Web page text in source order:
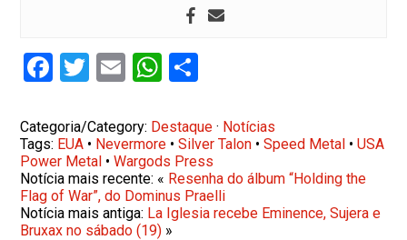
Facebook
Twitter
EmailWhatsApp
Categoria/Category: Destaque · Notícias
Tags: EUA • Nevermore •Silver Talon •Speed Metal •USA
Power Metal •Wargods Press
Notícia mais recente: « Resenha do álbum “Holding the
Flag of War”, do Dominus Praelli
Notícia mais antiga: La Iglesia recebe Eminence, Sujera e
Bruxax no sábado (19) »